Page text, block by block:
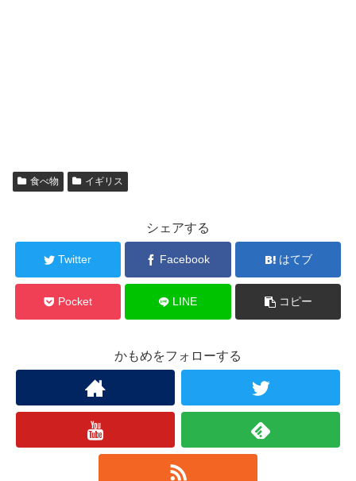
食べ物 イギリス
シェアする
Twitter Facebook はてブ
Pocket LINE コピー
かもめをフォローする